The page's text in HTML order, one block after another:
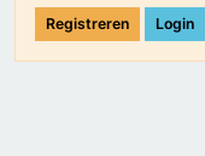
Registreren Login